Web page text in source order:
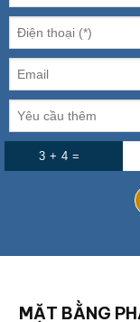
3 + 4 =
MẶT BẰNG